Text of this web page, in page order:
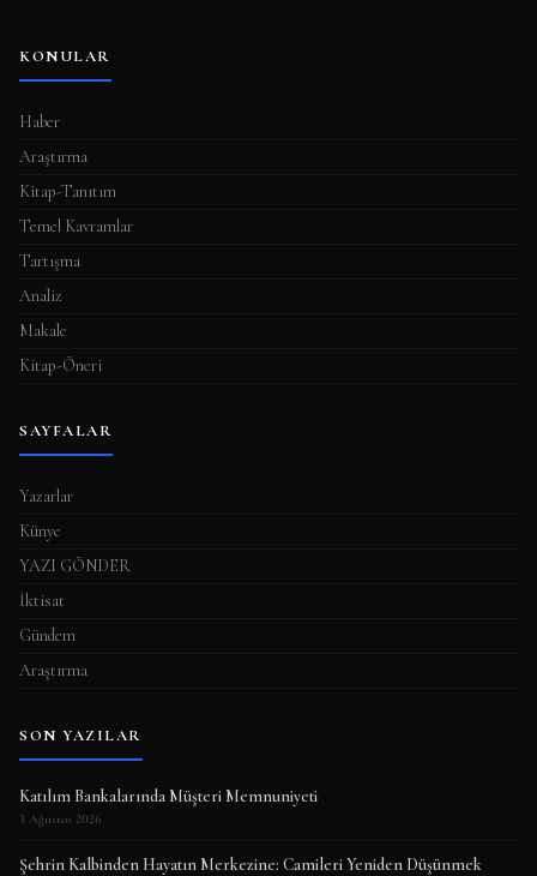
KONULAR
Haber
Araştırma
Kitap-Tanıtım
Temel Kavramlar
Tartışma
Analiz
Makale
Kitap-Öneri
SAYFALAR
Yazarlar
Künye
YAZI GÖNDER
İktisat
Gündem
Araştırma
SON YAZILAR
Katılım Bankalarında Müşteri Memnuniyeti
3 Ağustos 2026
Şehrin Kalbinden Hayatın Merkezine: Camileri Yeniden Düşünmek